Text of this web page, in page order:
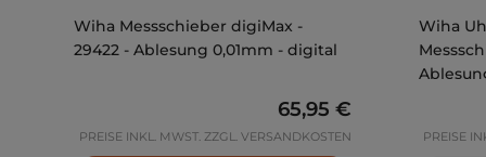
Wiha Messschieber digiMax -
29422 - Ablesung 0,01mm - digital
Regulärer Preis:
65,95 €
PREISE INKL. MWST. ZZGL. VERSANDKOSTEN
Wiha
PREISE